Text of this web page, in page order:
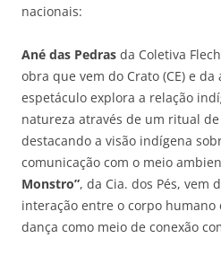
nacionais:
Ané das Pedras da Coletiva
obra que vem do Crato (CE) e da
espetáculo explora a relação
natureza através de um ritual
destacando a visão indígena
comunicação com o meio
Monstro”, da Cia. dos Pés, vem
interação entre o corpo
dança como meio de conexão